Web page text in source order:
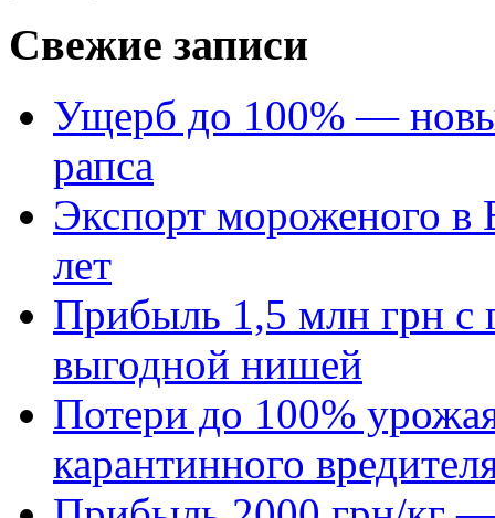
Свежие записи
Ущерб до 100% —
рапса
Экспорт мороженого в
лет
Прибыль 1,5 млн грн с
выгодной нишей
Потери до 100%
карантинного